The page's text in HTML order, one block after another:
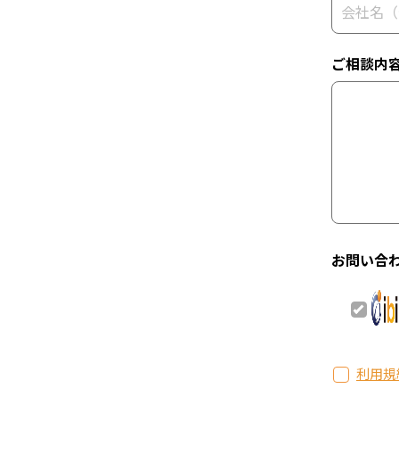
ご相談内
お問い合
利用